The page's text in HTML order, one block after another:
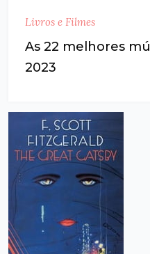
Livros e Filmes
As 22 melhores
2023